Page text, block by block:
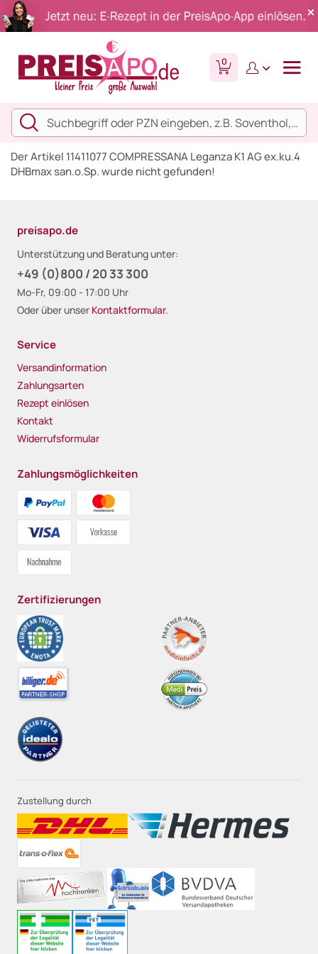
0
Der Artikel 11411077 COMPRESSANA Leganza K1 AG ex.ku.4
DHBmax san.o.Sp. wurde nicht gefunden!
preisapo.de
Unterstützung und Beratung unter:
+49 (0)800 / 20 33 300
Mo-Fr, 09:00 - 17:00 Uhr
Oder über unser Kontaktformular.
Service
Versandinformation
Zahlungsarten
Rezept einlösen
Kontakt
Widerrufsformular
Zahlungsmöglichkeiten
Zertifizierungen
Zustellung durch